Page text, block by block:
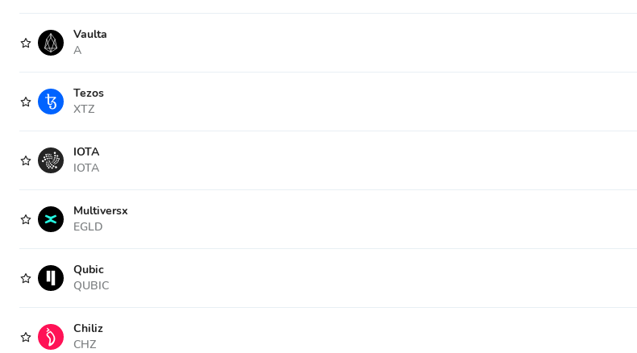
Vaulta
A
Tezos
XTZ
IOTA
IOTA
Multiversx
EGLD
Qubic
QUBIC
Chiliz
CHZ